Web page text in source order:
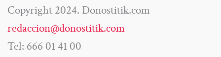
Copyright 2024. Donostitik.com
redaccion@donostitik.com
Tel: 666 01 41 00